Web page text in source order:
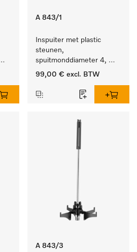
A 843/1
Inspuiter met plastic
steunen,
spuitmonddiameter 4,
lengte 185 mm, 5 stuks
99,00 € excl. BTW
A 843/3